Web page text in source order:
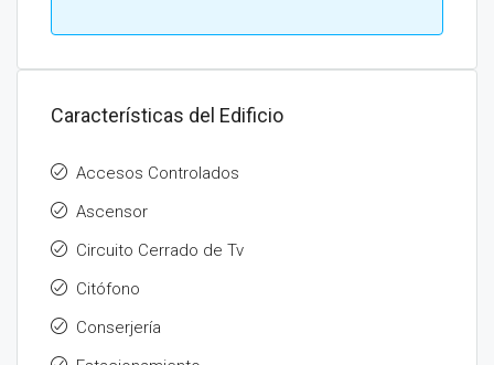
Características del Edificio
Accesos Controlados
Ascensor
Circuito Cerrado de Tv
Citófono
Conserjería